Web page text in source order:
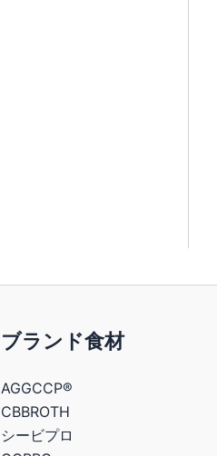
ブランド食材
AGGCCP®
CBBROTH
シービプロ